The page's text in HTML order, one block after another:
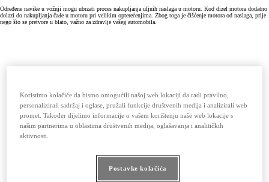
Određene navike u vožnji mogu ubrzati proces nakupljanja uljnih naslaga u motoru. Kod dizel motora dodatno
dolazi do nakupljanja čađe u motoru pri velikim opterećenjima. Zbog toga je čišćenje motora od naslaga, prije
nego što se pretvore u blato, važno za zdravlje vašeg automobila.
Koristimo kolačiće da bismo omogućili našoj web lokaciji da radi pravilno,
personalizirali sadržaj i oglase, pružali funkcije društvenih medija i analizirali web
promet. Također dijelimo informacije o vašem korištenju naše web lokacije s
našim partnerima u oblastima društvenih medija, oglašavanja i analitičkih
aktivnosti.
Postavke kolačića